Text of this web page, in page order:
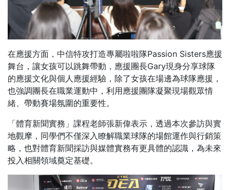
在應援方面，中信特攻打造專屬啦啦隊Passion Sisters應援
舞台，讓女孩可以跳舞帶動，應援團長Gary現身分享球隊
的應援文化與個人應援經驗，除了女孩在場邊為球隊應援，
也強調團長在職業運動中，利用應援團隊凝聚現場觀眾情
緒、帶動賽場氛圍的重要性。
「體育新聞實務」課程老師張新偉表示，透過本次參訪與實
地觀摩，同學們不僅深入瞭解職業球隊的場館運作與行銷策
略，也對體育新聞採訪與媒體實務有更具體的認識，為未來
投入相關領域奠定基礎。